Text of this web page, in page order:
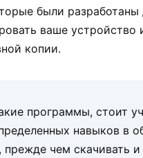
были разработаны
ваше устройство
копии.
программы, стоит
навыков в
чем скачивать и